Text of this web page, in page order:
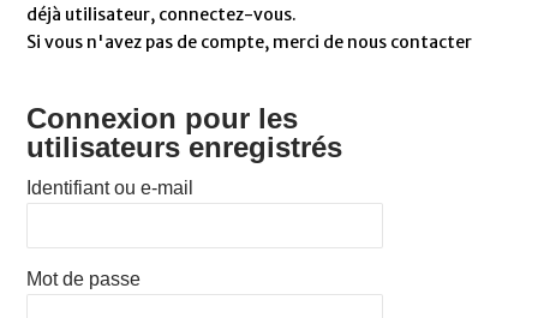
déjà utilisateur, connectez-vous.
Si vous n'avez pas de compte, merci de nous contacter
Connexion pour les
utilisateurs enregistrés
Identifiant ou e-mail
Mot de passe